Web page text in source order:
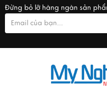
Đừng bỏ lỡ hàng ngàn sản